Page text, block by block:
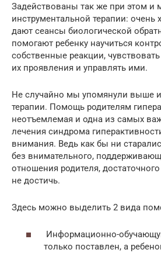
Задействованы так же при этом и
инструментальной терапии: очень
дают сеансы биологической
помогают ребенку научиться
собственные реакции,
их проявления и управлять ими.
Не случайно мы упомянули выше
терапии. Помощь родителям
неотъемлемая и одна из самых
лечения синдрома
внимания. Ведь как бы ни
без внимательного,
отношения родителя,
не достичь.
Здесь можно выделить 2 вида
Информационно-
только поставлен, а